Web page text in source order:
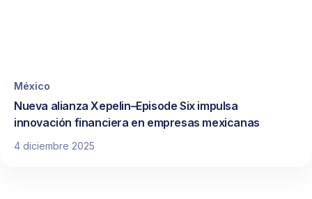
México
Nueva alianza Xepelin–Episode Six impulsa
innovación financiera en empresas mexicanas
4 diciembre 2025